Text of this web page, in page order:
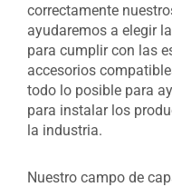
correctamente
ayudaremos a elegir
para cumplir con las
accesorios
todo lo posible para
para instalar los
la industria.
Nuestro campo de